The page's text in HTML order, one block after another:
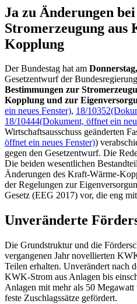
Ja zu Änderungen
Stromerzeugung
Kopplung
Der Bundestag hat am
Gesetzentwurf der
Bestimmungen zur
Kopplung und zur
ein neues Fenster), 18/10352
18/10444(Dokument, öffnet ein
Wirtschaftsausschuss geänderten
öffnet ein neues Fenster))
gegen den Gesetzentwurf. Die
Die beiden wesentlichen
Änderungen des Kraft-Wärme-
der Regelungen zur
Gesetz (EEG 2017) vor, die eng
Unveränderte
Die Grundstruktur und die
vergangenen Jahr novellierten
Teilen erhalten. Unverändert nach
KWK-Strom aus Anlagen bis
Anlagen mit mehr als 50 Megawatt
feste Zuschlagssätze gefördert.